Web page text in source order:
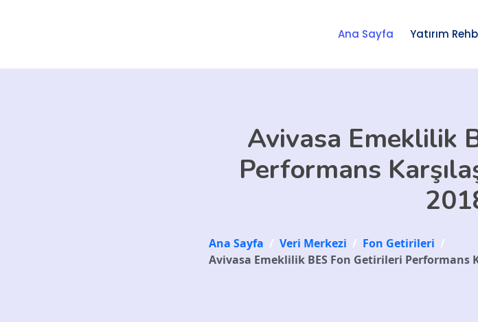
Ana Sayfa Yatırım
Avivasa Emeklilik
Performans
Ana Sayfa / Veri Merkezi / Fon Getirileri /
Avivasa Emeklilik BES Fon Getirileri Performans